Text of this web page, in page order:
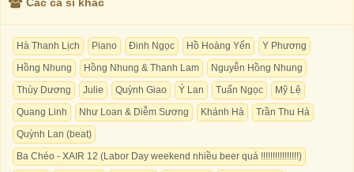
Hà Thanh Lịch Piano Đinh Ngọc Hồ Hoàng Yến
Y Phương
Hồng Nhung
Hồng Nhung & Thanh Lam
Nguyễn Hồng Nhung
Thùy Dương
Julie Quỳnh Giao Ý Lan Tuấn Ngọc
Mỹ Lệ
Quang Linh
Như Loan & Diễm Sương Khánh Hà
Trần Thu Hà
Quỳnh Lan (beat)
Ba Chéo - XAIR 12 (Labor Day weekend nhiều beer quá !!!!!!!!!!!!!!!!)